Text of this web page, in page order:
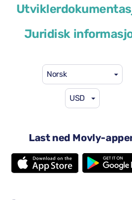
Juridisk
Norsk
USD
Last ned Movly-
Chrysler Pacifica
Automatisk transmisjon
5+2 seter
2 store kofferter